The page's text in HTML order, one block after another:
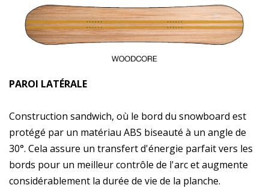
PAROI LATÉRALE
Construction sandwich, où le bord du snowboard est
protégé par un matériau ABS biseauté à un angle de
30°. Cela assure un transfert d'énergie parfait vers les
bords pour un meilleur contrôle de l'arc et augmente
considérablement la durée de vie de la planche.